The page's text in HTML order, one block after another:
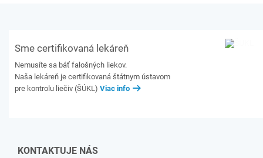
Sme certifikovaná lekáreň
Nemusíte sa báť falošných liekov.
Naša lekáreň je certifikovaná štátnym ústavom
pre kontrolu liečiv (ŠÚKL) Viac info
KONTAKTUJE NÁS